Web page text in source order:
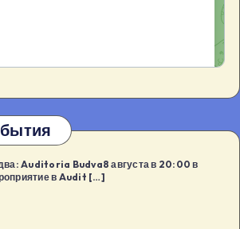
Auditoria Budva8 августа в 20:00 в
в Audit […]